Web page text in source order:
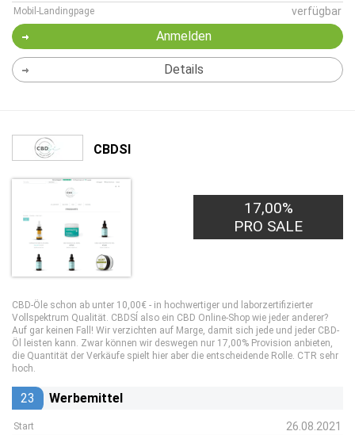
Mobil-Landingpage verfügbar
Anmelden
Details
CBDSI
17,00%
PRO SALE
CBD-Öle schon ab unter 10,00€ - in hochwertiger und laborzertifizierter
Vollspektrum Qualität. CBDSÍ also ein CBD Online-Shop wie jeder anderer?
Auf gar keinen Fall! Wir verzichten auf Marge, damit sich jede und jeder CBD-
Öl leisten kann. Zwar können wir deswegen nur 17,00% Provision anbieten,
die Quantität der Verkäufe spielt hier aber die entscheidende Rolle. CTR sehr
hoch.
23 Werbemittel
Start 26.08.2021